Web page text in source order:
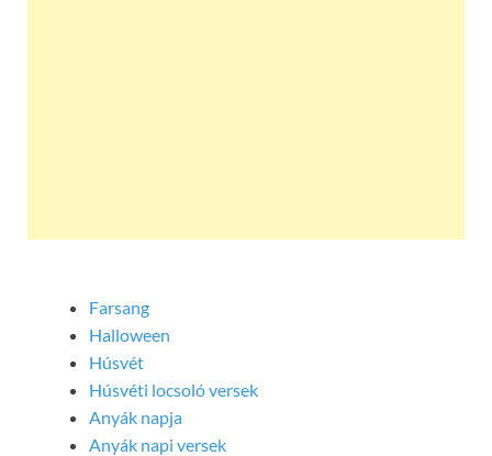
Farsang
Halloween
Húsvét
Húsvéti locsoló versek
Anyák napja
Anyák napi versek